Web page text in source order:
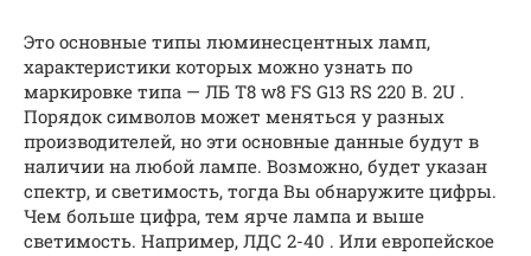
Это основные типы люминесцентных ламп,
характеристики которых можно узнать по
маркировке типа — ЛБ Т8 w8 FS G13 RS 220 В. 2U .
Порядок символов может меняться у разных
производителей, но эти основные данные будут в
наличии на любой лампе. Возможно, будет указан
спектр, и светимость, тогда Вы обнаружите цифры.
Чем больше цифра, тем ярче лампа и выше
светимость. Например, ЛДС 2-40 . Или европейское